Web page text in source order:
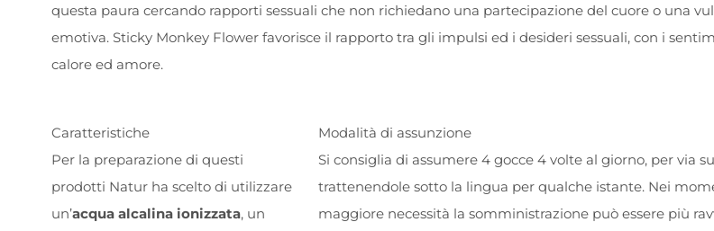
questa paura cercando rapporti sessuali che non richiedano una partecipazione del cuore o una
emotiva. Sticky Monkey Flower favorisce il rapporto tra gli impulsi ed i desideri sessuali, con i
calore ed amore.
Caratteristiche
Per la preparazione di questi
prodotti Natur ha scelto di utilizzare
un’acqua alcalina ionizzata, un
Modalità di assunzione
Si consiglia di assumere 4 gocce 4 volte al giorno, per via
trattenendole sotto la lingua per qualche istante. Nei
maggiore necessità la somministrazione può essere più